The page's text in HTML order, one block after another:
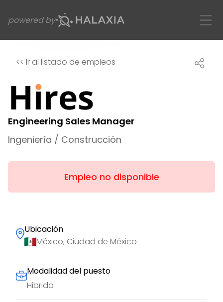
powered by
<< Ir al listado de empleos
Engineering Sales Manager
Ingeniería / Construcción
Empleo no disponible
Ubicación
México, Ciudad de México
Modalidad del puesto
Hibrido